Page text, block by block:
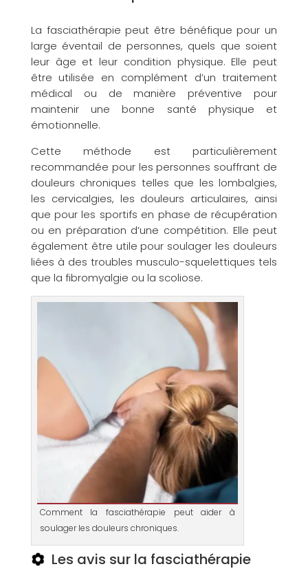
La fasciathérapie peut être bénéfique pour un
large éventail de personnes, quels que soient
leur âge et leur condition physique. Elle peut
être utilisée en complément d’un traitement
médical ou de manière préventive pour
maintenir une bonne santé physique et
émotionnelle.
Cette méthode est particulièrement
recommandée pour les personnes souffrant de
douleurs chroniques telles que les lombalgies,
les cervicalgies, les douleurs articulaires, ainsi
que pour les sportifs en phase de récupération
ou en préparation d’une compétition. Elle peut
également être utile pour soulager les douleurs
liées à des troubles musculo-squelettiques tels
que la fibromyalgie ou la scoliose.
Comment la fasciathérapie peut aider à
soulager les douleurs chroniques.
Les avis sur la fasciathérapie